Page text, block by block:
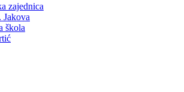
zajednica
Jakova
škola